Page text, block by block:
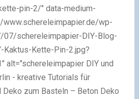
pin-2/" data-medium-
wp-
schereleimpapier-DIY-Blog-
Kaktus-Kette-Pin-2.jpg?
alt="schereleimpapier DIY und
- kreative Tutorials für
Deko zum Basteln – Beton Deko